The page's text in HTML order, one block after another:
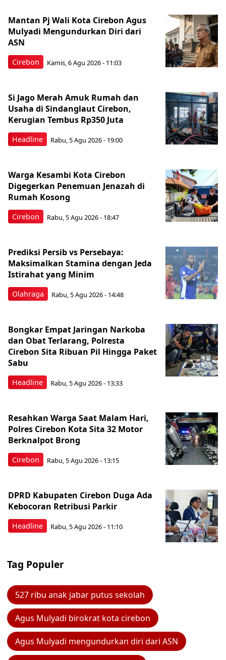
Cirebon
Mantan Pj Wali Kota Cirebon Agus
Mulyadi Mengundurkan Diri dari
ASN
Kamis, 6 Agu 2026 - 11:03
Headline
Si Jago Merah Amuk Rumah dan
Usaha di Sindanglaut Cirebon,
Kerugian Tembus Rp350 Juta
Rabu, 5 Agu 2026 - 19:00
Cirebon
Warga Kesambi Kota Cirebon
Digegerkan Penemuan Jenazah di
Rumah Kosong
Rabu, 5 Agu 2026 - 18:47
Olahraga
Prediksi Persib vs Persebaya:
Maksimalkan Stamina dengan Jeda
Istirahat yang Minim
Rabu, 5 Agu 2026 - 14:48
Headline
Bongkar Empat Jaringan Narkoba
dan Obat Terlarang, Polresta
Cirebon Sita Ribuan Pil Hingga Paket
Sabu
Rabu, 5 Agu 2026 - 13:33
Cirebon
Resahkan Warga Saat Malam Hari,
Polres Cirebon Kota Sita 32 Motor
Berknalpot Brong
Rabu, 5 Agu 2026 - 13:15
Headline
DPRD Kabupaten Cirebon Duga Ada
Kebocoran Retribusi Parkir
Rabu, 5 Agu 2026 - 11:10
Tag Populer
527 ribu anak jabar putus sekolah
Agus Mulyadi birokrat kota cirebon
Agus Mulyadi mengundurkan diri dari ASN